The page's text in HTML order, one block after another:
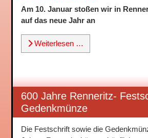
Am 10. Januar stoßen wir in
auf das neue Jahr an
Weiterlesen …
600 Jahre Renneritz-
Gedenkmünze
Die Festschrift sowie die